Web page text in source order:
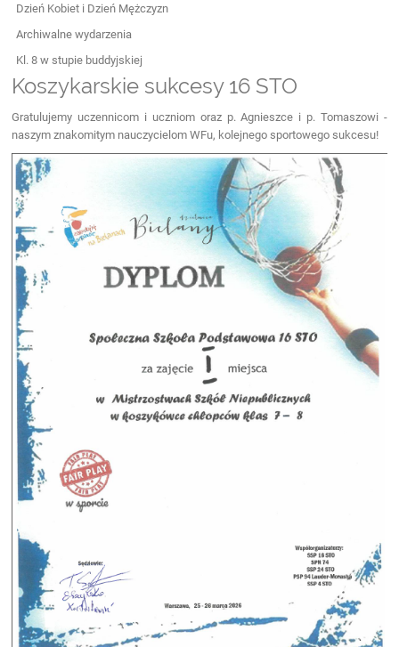
Dzień Kobiet i Dzień Mężczyzn
Archiwalne wydarzenia
Kl. 8 w stupie buddyjskiej
Koszykarskie sukcesy 16 STO
Gratulujemy uczennicom i uczniom oraz p. Agnieszce i p. Tomaszowi -
naszym znakomitym nauczycielom WFu, kolejnego sportowego sukcesu!